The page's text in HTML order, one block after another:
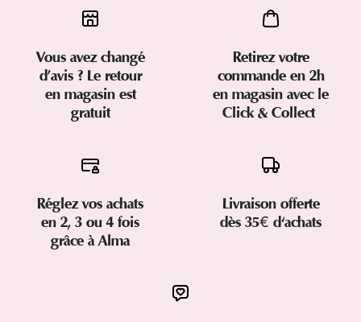
Vous avez changé
d’avis ? Le retour
en magasin est
gratuit
Retirez votre
commande en 2h
en magasin avec le
Click & Collect
Réglez vos achats
en 2, 3 ou 4 fois
grâce à Alma
Livraison offerte
dès 35€ d'achats